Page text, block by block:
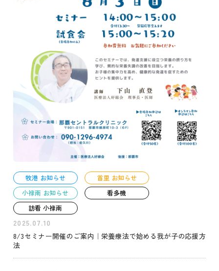
牧港 お知らせ
首里 お知らせ
小禄南 お知らせ
看多機
訪看 小禄南
2025.07.10
8/3セミナー開催のご案内｜栄養療法で始める我が子の応援方
法